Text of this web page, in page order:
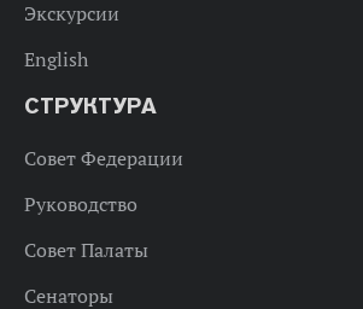
Экскурсии
English
СТРУКТУРА
Совет Федерации
Руководство
Совет Палаты
Сенаторы